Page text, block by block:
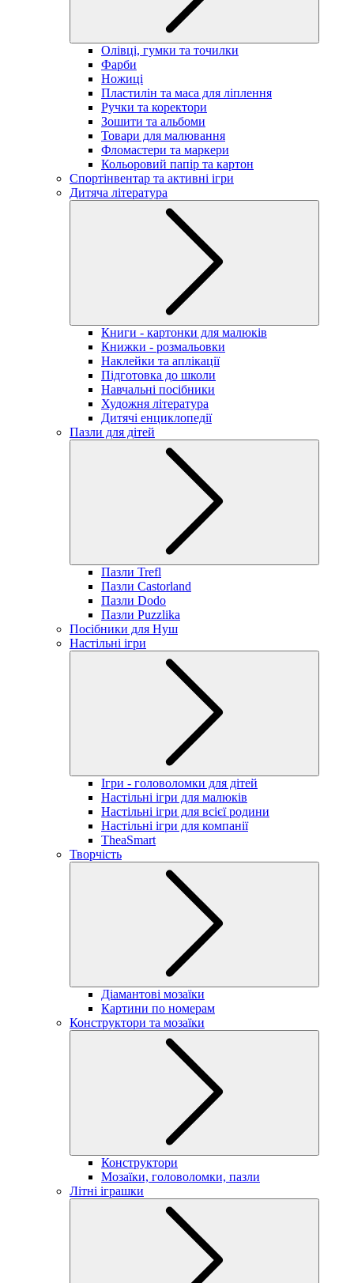
Олівці, гумки та точилки
Фарби
Ножиці
Пластилін та маса для ліплення
Ручки та коректори
Зошити та альбоми
Товари для малювання
Фломастери та маркери
Кольоровий папір та картон
Спортінвентар та активні ігри
Дитяча література
Книги - картонки для малюків
Книжки - розмальовки
Наклейки та аплікації
Підготовка до школи
Навчальні посібники
Художня література
Дитячі енциклопедії
Пазли для дітей
Пазли Trefl
Пазли Castorland
Пазли Dodo
Пазли Puzzlika
Посібники для Нуш
Настільні ігри
Ігри - головоломки для дітей
Настільні ігри для малюків
Настільні ігри для всієї родини
Настільні ігри для компанії
TheaSmart
Творчість
Діамантові мозаїки
Картини по номерам
Конструктори та мозаїки
Конструктори
Мозаїки, головоломки, пазли
Літні іграшки